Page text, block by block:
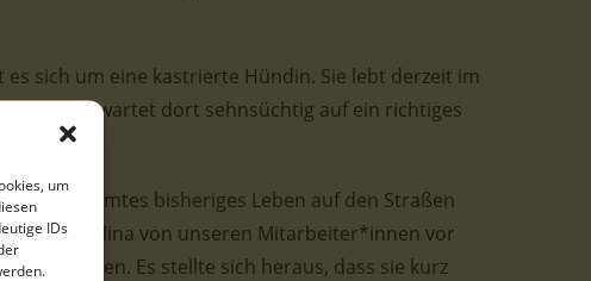
um
IDs
es sich um eine kastrierte Hündin. Sie lebt derzeit im
und wartet dort sehnsüchtig auf ein richtiges
ihr gesamtes bisheriges Leben auf den Straßen
wurde Philina von unseren Mitarbeiter*innen vor
gefunden. Es stellte sich heraus, dass sie kurz